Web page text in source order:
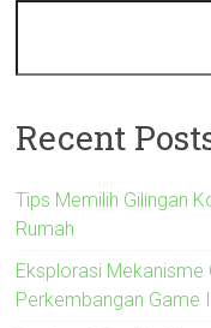
Recent
Tips Memilih Gilingan
Rumah
Eksplorasi Mekanisme
Perkembangan Game